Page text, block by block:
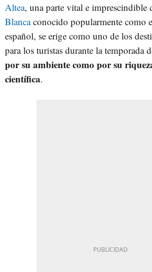
Altea, una parte vital e imprescindible
Blancaconocido popularmente como
español, se erige como uno de los
para los turistas durante la temporada
por su ambiente como por su
científica.